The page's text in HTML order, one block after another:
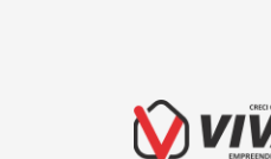
Página inicial